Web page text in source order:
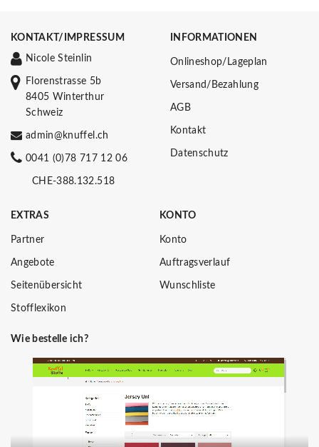
KONTAKT/IMPRESSUM
Nicole Steinlin
Florenstrasse 5b
8405 Winterthur
Schweiz
admin@knuffel.ch
0041 (0)78 717 12 06
CHE-388.132.518
INFORMATIONEN
Onlineshop/Lageplan
Versand/Bezahlung
AGB
Kontakt
Datenschutz
EXTRAS
Partner
Angebote
Seitenübersicht
Stofflexikon
KONTO
Konto
Auftragsverlauf
Wunschliste
Wie bestelle ich?